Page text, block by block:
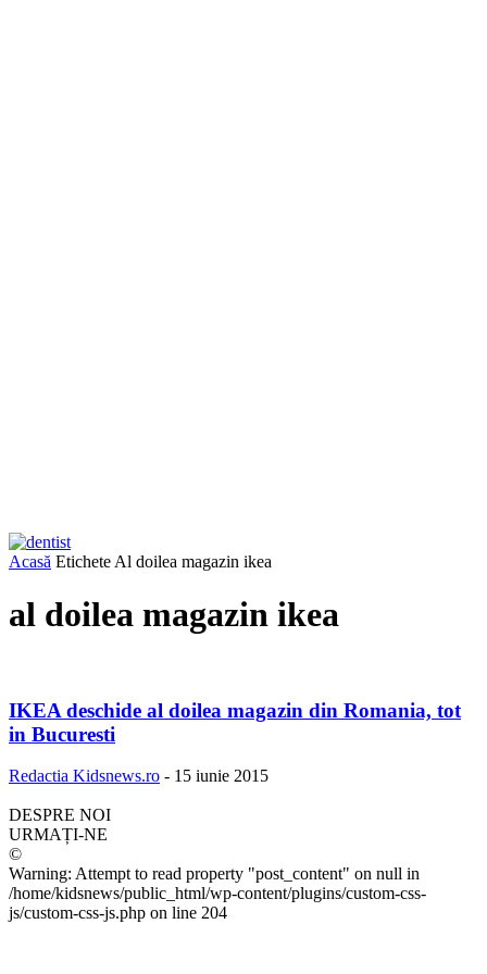
Acasă Etichete Al doilea magazin ikea
al doilea magazin ikea
IKEA deschide al doilea magazin din Romania, tot
in Bucuresti
Redactia Kidsnews.ro - 15 iunie 2015
DESPRE NOI
URMAȚI-NE
©
Warning: Attempt to read property "post_content" on null in
/home/kidsnews/public_html/wp-content/plugins/custom-css-
js/custom-css-js.php on line 204